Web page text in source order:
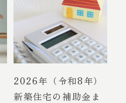
2026年（令和8年）
新築住宅の補助金ま